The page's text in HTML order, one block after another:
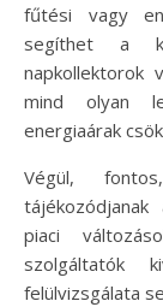
fűtési vagy
segíthet a
napkollektorok
mind olyan
energiaárak
Végül,
piaci
szolgáltatók
felülvizsgálata